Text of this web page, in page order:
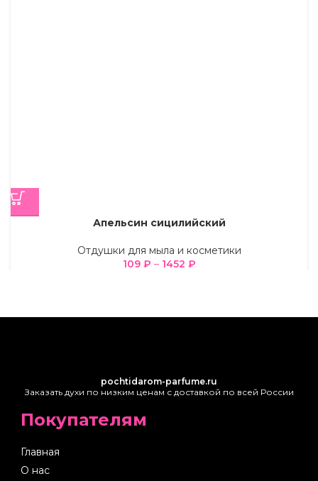
Апельсин сицилийский
Отдушки для мыла и косметики
109 ₽ – 1452 ₽
pochtidarom-parfume.ru
Заказать духи по низким ценам с доставкой по всей России
Покупателям
Главная
О нас